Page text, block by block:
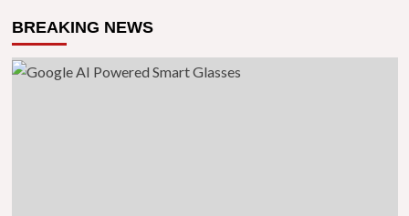
BREAKING NEWS